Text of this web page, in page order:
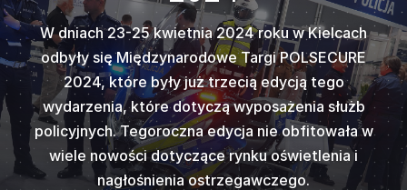
jednym z
dźwięków
N ver Eod
do
prawidłową
się na
Code 3
w
europejski...
W dniach 23-25 kwietnia 2024 roku w Kielcach
odbyły się Międzynarodowe Targi POLSECURE
2024, które były już trzecią edycją tego
wydarzenia, które dotyczą wyposażenia służb
policyjnych. Tegoroczna edycja nie obfitowała w
wiele nowości dotyczące rynku oświetlenia i
nagłośnienia ostrzegawczego.
których
takich jak
(Transmed),
Vitronic,
Popularna
2000marki
wersji
może być
gazowego,
innych w
Nadszedł
Wam
Po